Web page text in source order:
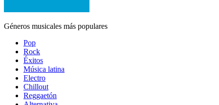
Géneros musicales más populares
Pop
Rock
Éxitos
Música latina
Electro
Chillout
Reggaetón